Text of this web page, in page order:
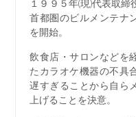
１９９５年(現)代表取
首都圏のビルメンテナ
を開始。
飲食店・サロンなどを
たカラオケ機器の不具
遅すぎることから自ら
上げることを決意。